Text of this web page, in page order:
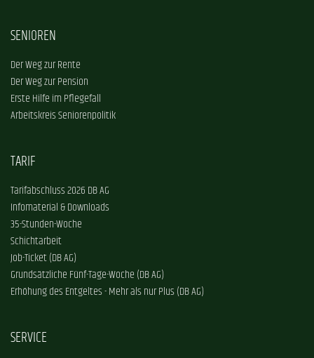
SENIOREN
Der Weg zur Rente
Der Weg zur Pension
Erste Hilfe im Pflegefall
Arbeitskreis Seniorenpolitik
TARIF
Tarifabschluss 2026 DB AG
Infomaterial & Downloads
35-Stunden-Woche
Schichtarbeit
Job-Ticket (DB AG)
Grundsätzliche Fünf-Tage-Woche (DB AG)
Erhöhung des Entgeltes - Mehr als nur Plus (DB AG)
SERVICE